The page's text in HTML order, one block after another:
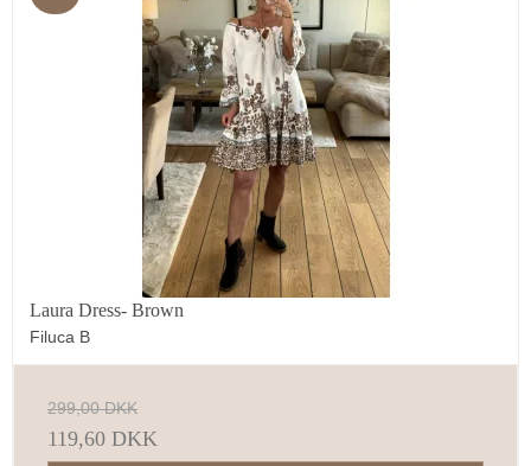
Laura Dress- Brown
Filuca B
299,00 DKK
119,60 DKK